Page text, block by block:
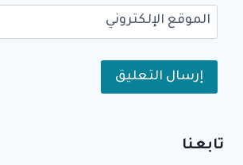
الموقع الإلكتروني
تابعنا